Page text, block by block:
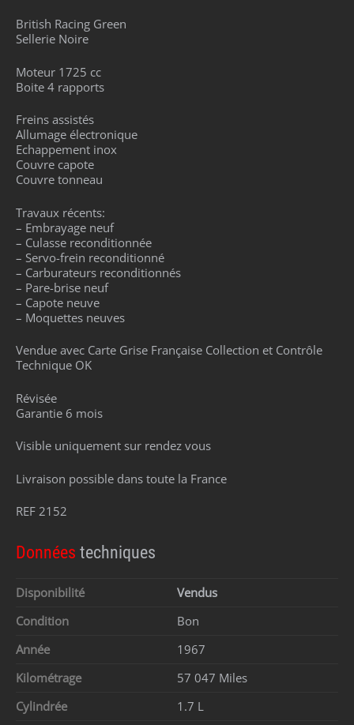
British Racing Green
Sellerie Noire
Moteur 1725 cc
Boite 4 rapports
Freins assistés
Allumage électronique
Echappement inox
Couvre capote
Couvre tonneau
Travaux récents:
– Embrayage neuf
– Culasse reconditionnée
– Servo-frein reconditionné
– Carburateurs reconditionnés
– Pare-brise neuf
– Capote neuve
– Moquettes neuves
Vendue avec Carte Grise Française Collection et Contrôle
Technique OK
Révisée
Garantie 6 mois
Visible uniquement sur rendez vous
Livraison possible dans toute la France
REF 2152
Données techniques
Disponibilité
Vendus
Condition
Bon
Année
1967
Kilométrage
57 047 Miles
Cylindrée
1.7 L